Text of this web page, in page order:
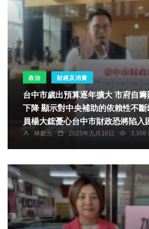
政治 財經及消費
台中市歲出預算逐年擴大 市府自籌財源比率卻持續
下降 顯示對中央補助的依賴性不斷攀升 國民黨議
員楊大鋐憂心台中市財政恐將陷入
林獻元 2025年九月16日 3,356